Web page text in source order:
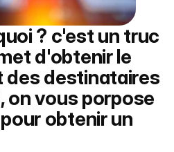
? c'est un truc
d'obtenir le
destinataires
on vous porpose
obtenir un